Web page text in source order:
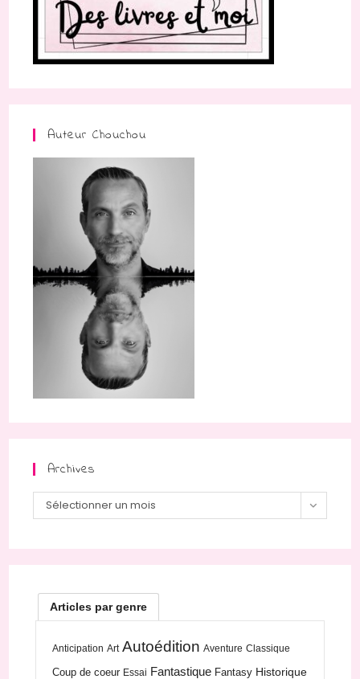
Auteur Chouchou
Archives
Archives
Sélectionner un mois
Articles par genre
Anticipation Art Autoédition Aventure Classique
Coup de coeur Essai Fantastique Fantasy Historique